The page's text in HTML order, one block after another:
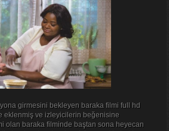
girmesini bekleyen baraka filmi full hd
eklenmiş ve izleyicilerin beğenisine
olan baraka filminde baştan sona heyecan